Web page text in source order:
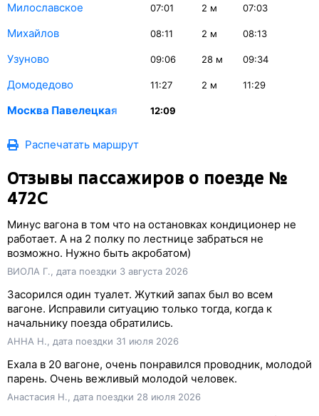
Милославское 07:01 2 м 07:03
Михайлов 08:11 2 м 08:13
Узуново 09:06 28 м 09:34
Домодедово 11:27 2 м 11:29
Москва Павелецкая 12:09
Распечатать маршрут
Отзывы пассажиров о поезде №
472С
Минус вагона в том что на остановках кондиционер не
работает. А на 2 полку по лестнице забраться не
возможно. Нужно быть акробатом)
ВИОЛА Г., дата поездки 3 августа 2026
Засорился один туалет. Жуткий запах был во всем
вагоне. Исправили ситуацию только тогда, когда к
начальнику поезда обратились.
АННА Н., дата поездки 31 июля 2026
Ехала в 20 вагоне, очень понравился проводник, молодой
парень. Очень вежливый молодой человек.
Анастасия Н., дата поездки 28 июля 2026